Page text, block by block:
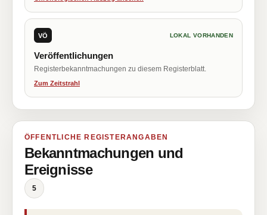
VÖ LOKAL VORHANDEN
Veröffentlichungen
Registerbekanntmachungen zu diesem Registerblatt.
Zum Zeitstrahl
ÖFFENTLICHE REGISTERANGABEN
Bekanntmachungen und
Ereignisse
5